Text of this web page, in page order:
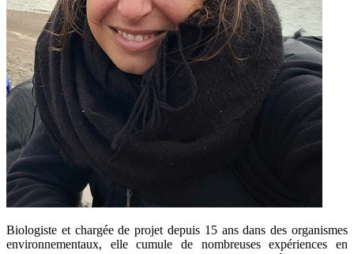
Biologiste et chargée de projet depuis 15 ans dans des organismes
environnementaux, elle cumule de nombreuses expériences en